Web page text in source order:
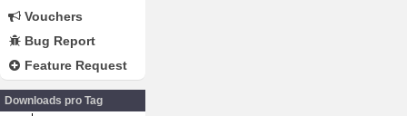
Vouchers
Bug Report
Feature Request
Downloads pro Tag